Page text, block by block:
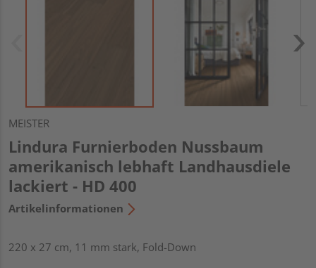
MEISTER
Lindura Furnierboden Nussbaum
amerikanisch lebhaft Landhausdiele
lackiert - HD 400
Artikelinformationen
220 x 27 cm, 11 mm stark, Fold-Down